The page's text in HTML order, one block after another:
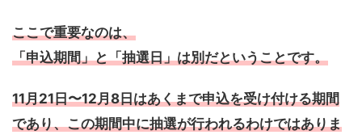
ここで重要なのは、
「申込期間」と「抽選日」は別だということです。
11月21日〜12月8日はあくまで申込を受け付ける期間
であり、この期間中に抽選が行われるわけではありま